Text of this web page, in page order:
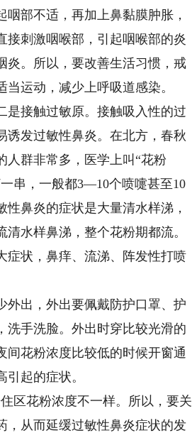
部不适，再加上鼻黏膜肿胀，
接刺激咽喉部，引起咽喉部的炎
炎。所以，要改善生活习惯，戒
运动，减少上呼吸道感染。
接触过敏原。接触吸入性的过
诱发过敏性鼻炎。在北方，春秋
人群非常多，医学上叫“花粉
串，一般都3—10个喷嚏甚至10
鼻炎的症状是大量清水样涕，
水样鼻涕，整个花粉期都流。
症状，鼻痒、流涕、阵发性打喷
出，外出要佩戴防护口罩、护
洗手洗脸。外出时穿比较光滑的
间花粉浓度比较低的时候开窗通
起的症状。
区花粉浓度不一样。所以，要关
，从而延缓过敏性鼻炎症状的发